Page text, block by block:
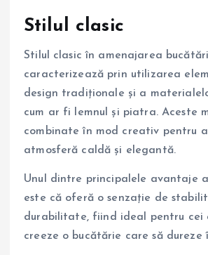
Stilul clasic
Stilul clasic în amenajarea
caracterizează prin utilizarea
design tradiționale și a
cum ar fi lemnul și piatra. Aceste
combinate în mod creativ pentru
atmosferă caldă și elegantă.
Unul dintre principalele avantaje
este că oferă o senzație de
durabilitate, fiind ideal pentru cei
creeze o bucătărie care să dureze